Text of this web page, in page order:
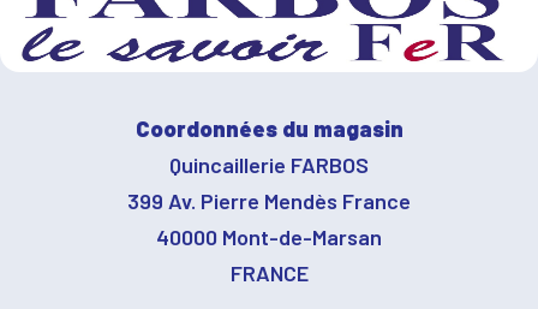
Coordonnées du magasin
Quincaillerie FARBOS
399 Av. Pierre Mendès France
40000 Mont-de-Marsan
FRANCE